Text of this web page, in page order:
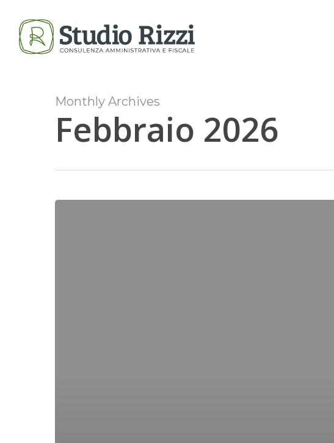
main
content
Monthly Archives
Febbraio 2026